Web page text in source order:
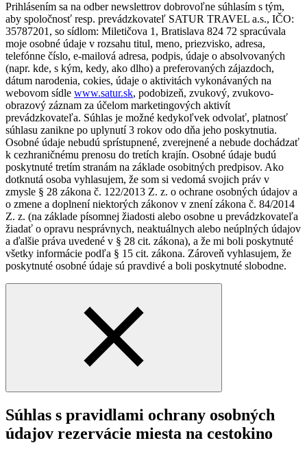
Prihlásením sa na odber newslettrov dobrovoľne súhlasím s tým,
aby spoločnosť resp. prevádzkovateľ SATUR TRAVEL a.s., IČO:
35787201, so sídlom: Miletičova 1, Bratislava 824 72 spracúvala
moje osobné údaje v rozsahu titul, meno, priezvisko, adresa,
telefónne číslo, e-mailová adresa, podpis, údaje o absolvovaných
(napr. kde, s kým, kedy, ako dlho) a preferovaných zájazdoch,
dátum narodenia, cokies, údaje o aktivitách vykonávaných na
webovom sídle www.satur.sk, podobizeň, zvukový, zvukovo-
obrazový záznam za účelom marketingových aktivít
prevádzkovateľa. Súhlas je možné kedykoľvek odvolať, platnosť
súhlasu zanikne po uplynutí 3 rokov odo dňa jeho poskytnutia.
Osobné údaje nebudú sprístupnené, zverejnené a nebude dochádzať
k cezhraničnému prenosu do tretích krajín. Osobné údaje budú
poskytnuté tretím stranám na základe osobitných predpisov. Ako
dotknutá osoba vyhlasujem, že som si vedomá svojich práv v
zmysle § 28 zákona č. 122/2013 Z. z. o ochrane osobných údajov a
o zmene a doplnení niektorých zákonov v znení zákona č. 84/2014
Z. z. (na základe písomnej žiadosti alebo osobne u prevádzkovateľa
žiadať o opravu nesprávnych, neaktuálnych alebo neúplných údajov
a ďalšie práva uvedené v § 28 cit. zákona), a že mi boli poskytnuté
všetky informácie podľa § 15 cit. zákona. Zároveň vyhlasujem, že
poskytnuté osobné údaje sú pravdivé a boli poskytnuté slobodne.
Súhlas s pravidlami ochrany osobných
údajov rezervácie miesta na cestokino